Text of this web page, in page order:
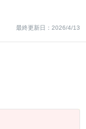
最終更新日：2026/4/13